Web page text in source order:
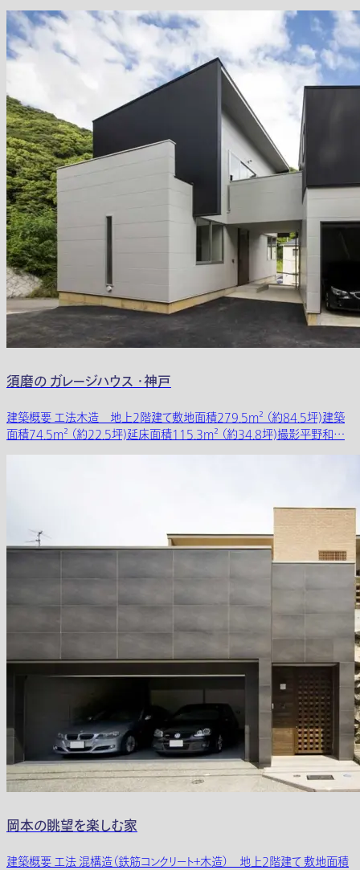
須磨の ガレージハウス ・神戸
建築概要 工法木造 地上2階建て敷地面積279.5m² （約84.5坪)建築
面積74.5m² （約22.5坪)延床面積115.3m² （約34.8坪)撮影平野和…
岡本の眺望を楽しむ家
建築概要 工法 混構造（鉄筋コンクリート＋木造） 地上2階建て 敷地面積